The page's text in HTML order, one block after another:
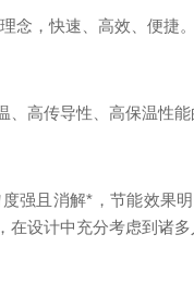
，快速、高效、便捷。
传导性、高保温性能
强且消解*，节能效果
设计中充分考虑到诸